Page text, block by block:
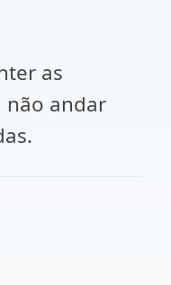
as
não andar